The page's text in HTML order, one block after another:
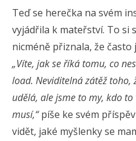
Teď se herečka na svém
vyjádřila k mateřství. To si
nicméně přiznala, že
„Víte, jak se říká tomu, co
load. Neviditelná zátěž toho,
udělá, ale jsme to my, kdo to
musí,“píše ke svém
vidět, jaké myšlenky se